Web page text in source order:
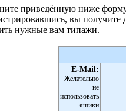
приведённую ниже
вы
нужные вам типажи.
E-Mail:
Желательно
не
использовать
ящики